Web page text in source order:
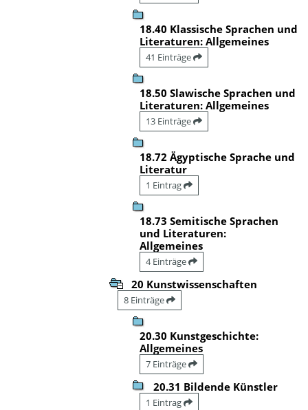
18.40 Klassische Sprachen und
Literaturen: Allgemeines
41 Einträge
18.50 Slawische Sprachen und
Literaturen: Allgemeines
13 Einträge
18.72 Ägyptische Sprache und
Literatur
1 Eintrag
18.73 Semitische Sprachen
und Literaturen:
Allgemeines
4 Einträge
20 Kunstwissenschaften
8 Einträge
20.30 Kunstgeschichte:
Allgemeines
7 Einträge
20.31 Bildende Künstler
1 Eintrag